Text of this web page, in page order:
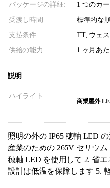
パッケージの詳細: 1 つのカ
受渡し時間: 標準的な
支払条件: TT; ウェ
供給の能力: 1 ヶ月あ
説明
ハイライト:
商業屋外
照明の外の IP65 穂軸 LED
産業のための 265V セリウ
穂軸 LED を使用して 2. 省
設計は低温を保障します 5.